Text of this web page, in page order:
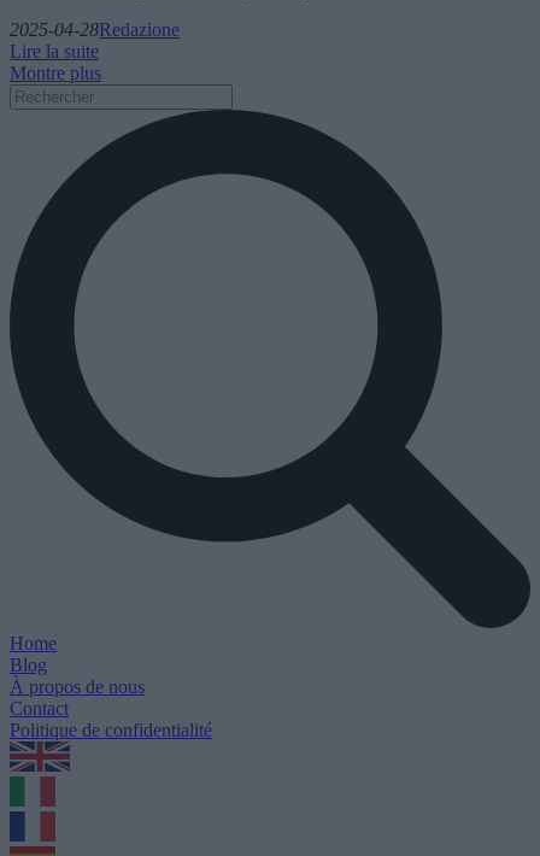
2025-04-28Redazione
Lire la suite
Montre plus
Home
Blog
À propos de nous
Contact
Politique de confidentialité